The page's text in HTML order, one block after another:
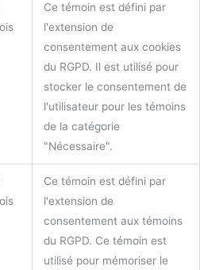
Ce témoin est défini par
l'extension de
consentement aux cookies
du RGPD. Il est utilisé pour
stocker le consentement de
l'utilisateur pour les témoins
de la catégorie
"Nécessaire".
Ce témoin est défini par
l'extension de
consentement aux témoins
du RGPD. Ce témoin est
utilisé pour mémoriser le